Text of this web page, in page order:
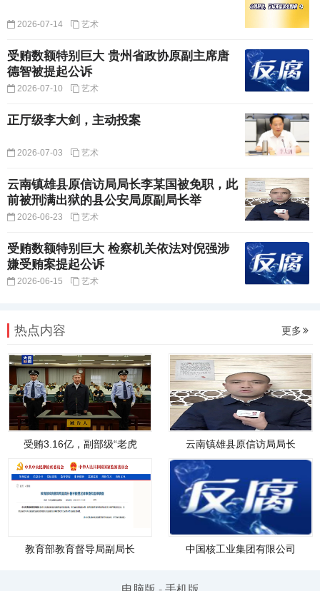
2026-07-14 艺术
受贿数额特别巨大 贵州省政协原副主席唐
德智被提起公诉
2026-07-10 艺术
正厅级李大剑，主动投案
2026-07-03 艺术
云南镇雄县原信访局局长李某国被免职，此
前被刑满出狱的县公安局原副局长举
2026-06-23 艺术
受贿数额特别巨大 检察机关依法对倪强涉
嫌受贿案提起公诉
2026-06-15 艺术
热点内容 更多
受贿3.16亿，副部级“老虎 云南镇雄县原信访局局长
教育部教育督导局副局长 中国核工业集团有限公司